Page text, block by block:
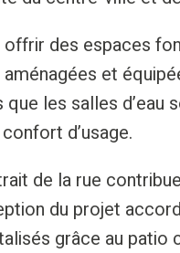
des espaces
et
les salles d’eau
d’usage.
de la rue
du projet
grâce au patio